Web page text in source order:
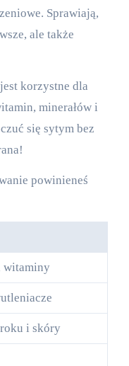
Sprawiają,
ale także
korzystne dla
minerałów i
się sytym bez
powinieneś
witaminy
i skóry